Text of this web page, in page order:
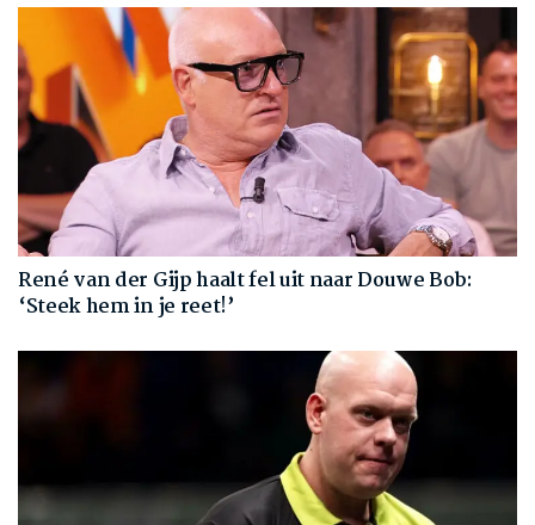
René van der Gijp haalt fel uit naar Douwe Bob:
‘Steek hem in je reet!’